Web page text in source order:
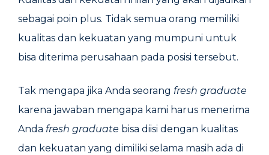
sebagai poin plus. Tidak semua orang memiliki
kualitas dan kekuatan yang mumpuni untuk
bisa diterima perusahaan pada posisi tersebut.
Tak mengapa jika Anda seorang fresh graduate
karena jawaban mengapa kami harus menerima
Anda fresh graduate bisa diisi dengan kualitas
dan kekuatan yang dimiliki selama masih ada di